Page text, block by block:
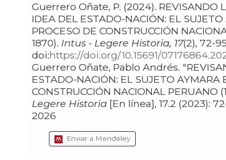
Guerrero Oñate, P. (2024). REVISANDO LA
IDEA DEL ESTADO-NACIÓN: EL
PROCESO DE CONSTRUCCIÓN NACIONAL
1870). Intus - Legere Historia, 17(2), 72-
doi:https://doi.org/10.15691/
Guerrero Oñate, Pablo Andrés. "REVISANDO LA IDEA DEL
ESTADO-NACIÓN: EL SUJETO AYMARA
Legere Historia [En línea], 17.2 (2023): 72-
2026
Enviar a Mendeley